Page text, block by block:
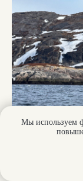
АЗС
Магазины
Рестораны и кафе
Жильё
Инфраструктура
Наши услуги
Трансфер Мурманск
Трансфер из
Мы используем